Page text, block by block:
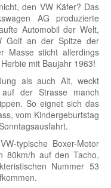
den VW Käfer? Das
AG produzierte
Automobil der Welt,
Golf an der Spitze der
Masse sticht allerdings
mit Baujahr 1963!
als auch Alt, weckt
auf der Strasse manch
So eignet sich das
vom Kindergeburtstag
typische Boxer-Motor
80km/h auf den Tacho,
Nummer 53